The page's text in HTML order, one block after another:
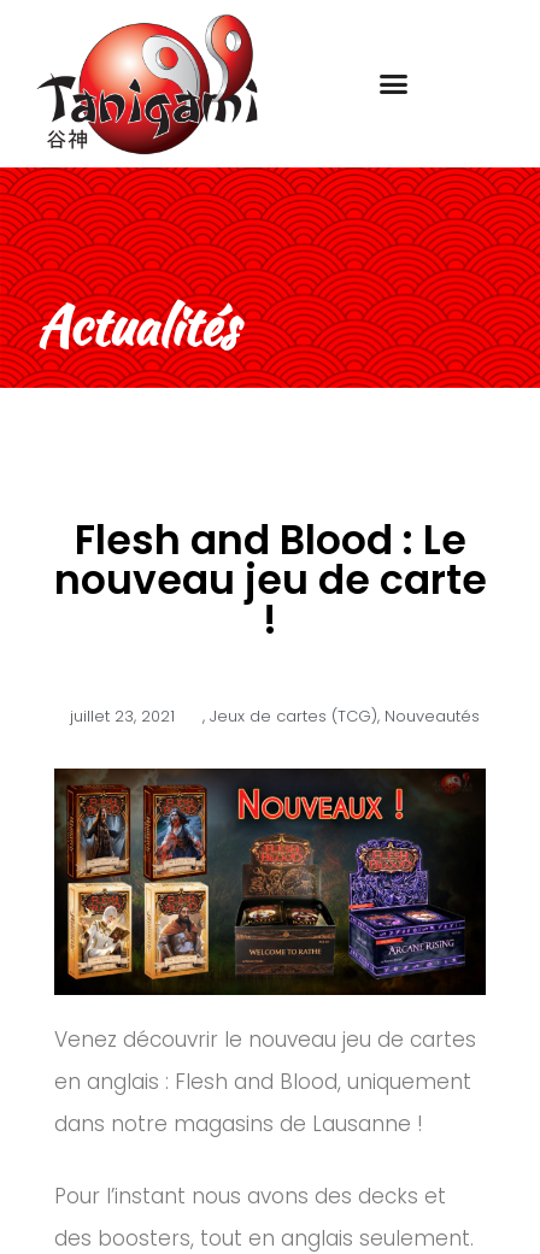
Actualités
Flesh and Blood : Le
nouveau jeu de carte
!
juillet 23, 2021 , Jeux de cartes (TCG), Nouveautés
Venez découvrir le nouveau jeu de cartes
en anglais : Flesh and Blood, uniquement
dans notre magasins de Lausanne !
Pour l’instant nous avons des decks et
des boosters, tout en anglais seulement.